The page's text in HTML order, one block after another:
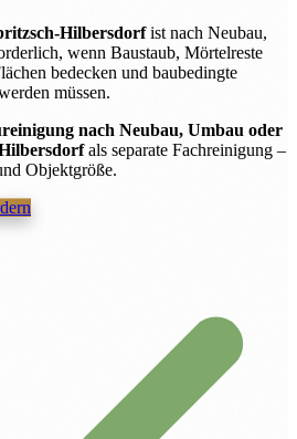
Hilbersdorfist nach Neubau,
wenn Baustaub, Mörtelreste
bedecken und baubedingte
müssen.
nach Neubau, Umbau oder
als separate Fachreinigung –
Objektgröße.